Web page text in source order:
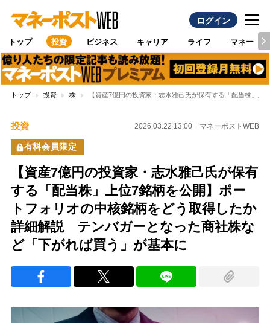
ログイン
トップ 投資 ビジネス キャリア ライフ マネー
トップ 投資 株 【資産7億円の投資家・志水雅己氏が保有する「配当株」
投資 2026.03.22 13:00 マネーポストWEB
有料会員限定
【資産7億円の投資家・志水雅己氏が保有
する「配当株」上位7銘柄を公開】ポー
トフォリオの中核銘柄をどう取得したか
詳細解説 テンバガーとなった商社株な
ど「下がれば買う」が基本に